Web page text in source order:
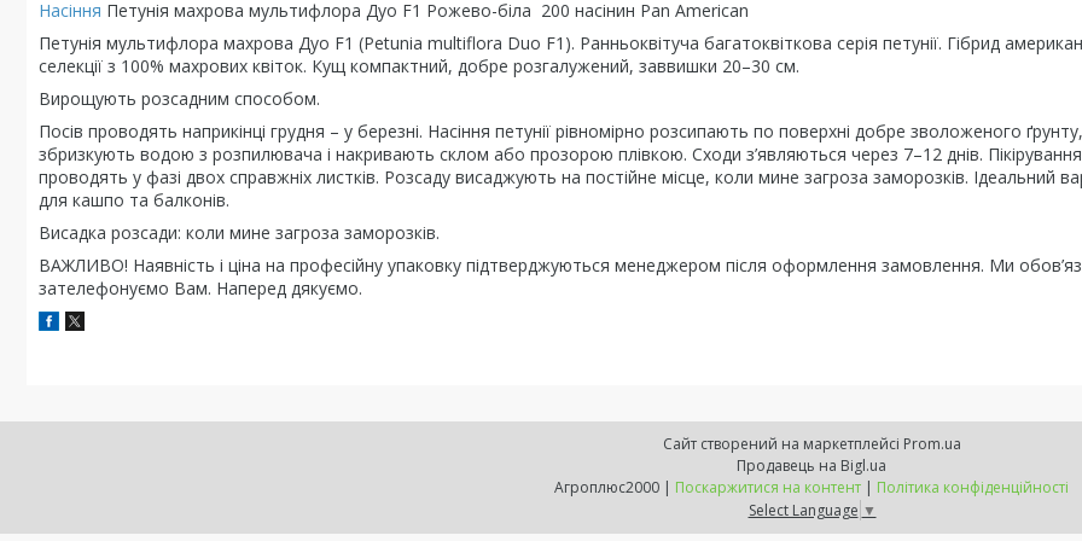
Насіння Петунія махрова мультифлора Дуо F1 Рожево-біла 200 насінин Pan American
Петунія мультифлора махрова Дуо F1 (Petunia multiflora Duo F1). Ранньоквітуча багатоквіткова серія петунії. Гібрид
селекції з 100% махрових квіток. Кущ компактний, добре розгалужений, заввишки 20–30 см.
Вирощують розсадним способом.
Посів проводять наприкінці грудня – у березні. Насіння петунії рівномірно розсипають по поверхні добре зволоженого ґрунту,
збризкують водою з розпилювача і накривають склом або прозорою плівкою. Сходи з’являються через 7–12 днів. Пікірування
проводять у фазі двох справжніх листків. Розсаду висаджують на постійне місце, коли мине загроза заморозків. Ідеальний
для кашпо та балконів.
Висадка розсади: коли мине загроза заморозків.
ВАЖЛИВО! Наявність і ціна на професійну упаковку підтверджуються менеджером після оформлення замовлення. Ми
зателефонуємо Вам. Наперед дякуємо.
Сайт створений на маркетплейсі Prom.ua
Продавець на Bigl.ua
Агроплюс2000 | Поскаржитися на контент | Політика конфіденційності
Select Language ▼